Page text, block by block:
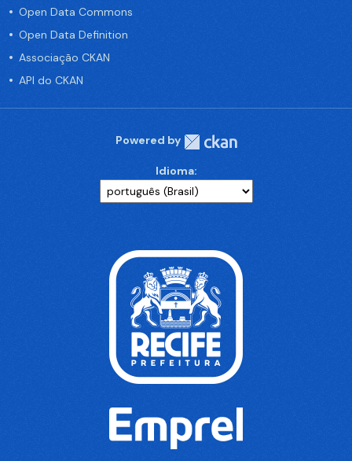
Open Data Commons
Open Data Definition
Associação CKAN
API do CKAN
Powered by
Idioma